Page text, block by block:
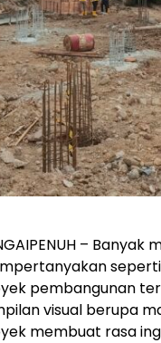
–
pembangunan
visual berupa
membuat rasa